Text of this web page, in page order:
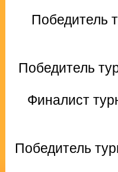
Победитель
Победитель
Финалист
Победитель